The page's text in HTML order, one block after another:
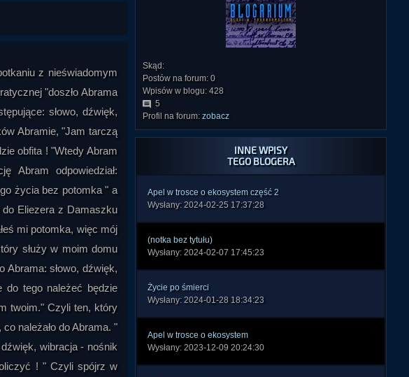
z nieświadomym
"doszło Abrama
słowo, dźwięk,
Abramie, "Jam tarczą
obfita ! "Wtedy Abram
Abram odpowiedział:
życia bez potomka " a
Eliezera z Damaszku
mi potomka, więc mój
służy w moim domu
Abrama: słowo, dźwięk,
do tego należeć będzie
twoim." Czyli ten, który
należało do Abrama. "
wibracja - nośnik
! " Czyli spójrz w
Skąd:
Postów na forum: 0
Wpisów w blogu: 428
5
Profil na forum: zobacz
INNE WPISY
TEGO BLOGERA
Apel w trosce o ekosystem część 2
Wysłany: 2024-02-25 17:37:28
(notka bez tytułu)
Wysłany: 2024-02-07 17:45:23
Życie po śmierci
Wysłany: 2024-01-28 18:34:23
Apel w trosce o ekosystem
Wysłany: 2023-12-09 20:24:30